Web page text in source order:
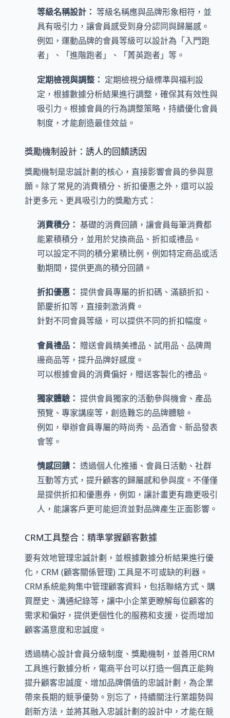
等級名稱設計： 等級名稱應與品牌形象相符，並
具有吸引力，讓會員感受到身分認同與歸屬感。
例如，運動品牌的會員等級可以設計為「入門跑
者」、「進階跑者」、「菁英跑者」等。
定期檢視與調整： 定期檢視分級標準與福利設
定，根據數據分析結果進行調整，確保其有效性與
吸引力。根據會員的行為調整策略，持續優化會員
制度，才能創造最佳效益。
獎勵機制設計：誘人的回饋誘因
獎勵機制是忠誠計劃的核心，直接影響會員的參與意
願。除了常見的消費積分、折扣優惠之外，還可以設
計更多元、更具吸引力的獎勵方式：
消費積分： 基礎的消費回饋，讓會員每筆消費都
能累積積分，並用於兌換商品、折扣或禮品。
可以設定不同的積分累積比例，例如特定商品或活
動期間，提供更高的積分回饋。
折扣優惠： 提供會員專屬的折扣碼、滿額折扣、
節慶折扣等，直接刺激消費。
針對不同會員等級，可以提供不同的折扣幅度。
會員禮品： 贈送會員精美禮品、試用品、品牌周
邊商品等，提升品牌好感度。
可以根據會員的消費偏好，贈送客製化的禮品。
獨家體驗： 提供會員獨家的活動參與機會、產品
預覽、專家講座等，創造難忘的品牌體驗。
例如，舉辦會員專屬的時尚秀、品酒會、新品發表
會等。
情感回饋： 透過個人化推播、會員日活動、社群
互動等方式，提升顧客的歸屬感和參與度。不僅僅
是提供折扣和優惠券，例如，讓計畫更有趣更吸引
人，能讓客戶更可能迴流並對品牌產生正面影響。
CRM工具整合：精準掌握顧客數據
要有效地管理忠誠計劃，並根據數據分析結果進行優
化，CRM (顧客關係管理) 工具是不可或缺的利器。
CRM系統能夠集中管理顧客資料，包括聯絡方式、購
買歷史、溝通紀錄等，讓中小企業更瞭解每位顧客的
需求和偏好，提供更個性化的服務和支援，從而增加
顧客滿意度和忠誠度。
透過精心設計會員分級制度、獎勵機制，並善用CRM
工具進行數據分析，電商平台可以打造一個真正能夠
提升顧客忠誠度、增加品牌價值的忠誠計劃，為企業
帶來長期的競爭優勢。別忘了，持續關注行業趨勢與
創新方法，並將其融入忠誠計劃的設計中，才能在競